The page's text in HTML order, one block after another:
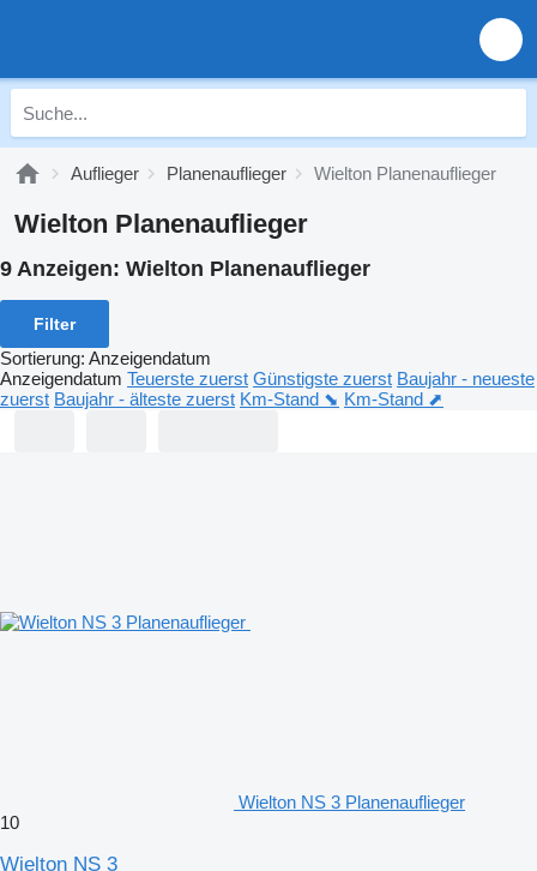
Auflieger Planenauflieger Wielton Planenauflieger
Wielton Planenauflieger
9 Anzeigen: Wielton Planenauflieger
Filter
Sortierung: Anzeigendatum
Anzeigendatum Teuerste zuerst Günstigste zuerst Baujahr - neueste
zuerst Baujahr - älteste zuerst Km-Stand ⬊ Km-Stand ⬈
Wielton NS 3 Planenauflieger
10
Wielton NS 3